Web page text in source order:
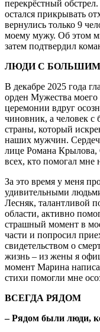
перекрёстный
остался прикрывать
вернулись только 9
моему мужу. Об этом
затем подтвердил
ЛЮДИ С БОЛЬШИМ
В декабре 2025 года
орден Мужества моего
церемонии вдруг
чиновник, а человек с
страны, который
наших мужчин.
лице Романа Крылова,
всех, кто помогал мне
За это время у меня
удивительными
Лесняк, талантливой
области, активно
страшный момент в
части и попросил
свидетельством о
жизнь – из жены я
момент Марина
стихи помогли мне
ВСЕГДА РЯДОМ
– Рядом были люди,